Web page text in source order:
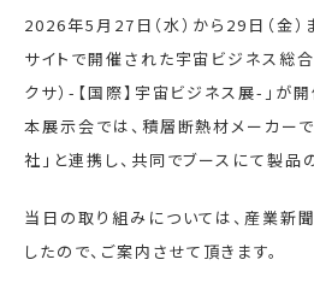
2026年5月27日（水）から29日（金
サイトで開催された宇宙ビジネス総
クサ）-【国際】宇宙ビジネス展-」が開
本展示会では、積層断熱材メーカ
社」と連携し、共同でブースにて製品
当日の取り組みについては、産業新
したので、ご案内させて頂きます。